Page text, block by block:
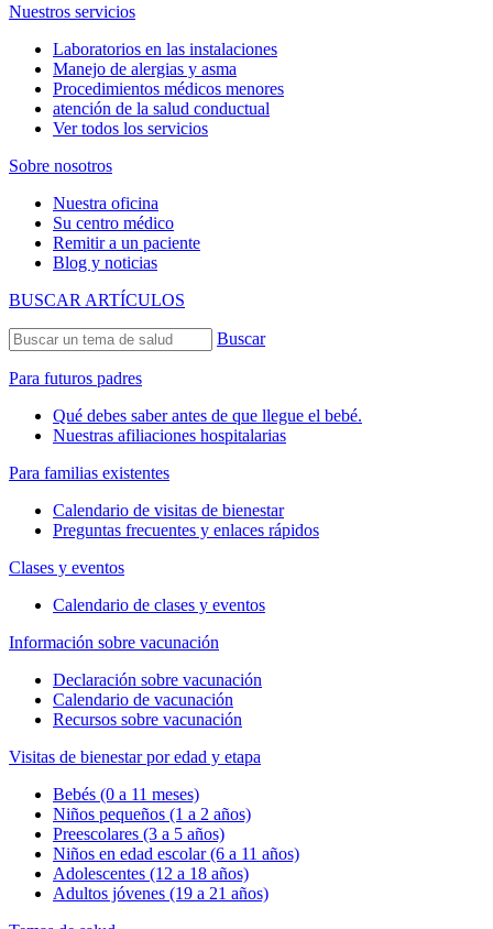
Nuestros servicios
Laboratorios en las instalaciones
Manejo de alergias y asma
Procedimientos médicos menores
atención de la salud conductual
Ver todos los servicios
Sobre nosotros
Nuestra oficina
Su centro médico
Remitir a un paciente
Blog y noticias
BUSCAR ARTÍCULOS
Buscar
Para futuros padres
Qué debes saber antes de que llegue el bebé.
Nuestras afiliaciones hospitalarias
Para familias existentes
Calendario de visitas de bienestar
Preguntas frecuentes y enlaces rápidos
Clases y eventos
Calendario de clases y eventos
Información sobre vacunación
Declaración sobre vacunación
Calendario de vacunación
Recursos sobre vacunación
Visitas de bienestar por edad y etapa
Bebés (0 a 11 meses)
Niños pequeños (1 a 2 años)
Preescolares (3 a 5 años)
Niños en edad escolar (6 a 11 años)
Adolescentes (12 a 18 años)
Adultos jóvenes (19 a 21 años)